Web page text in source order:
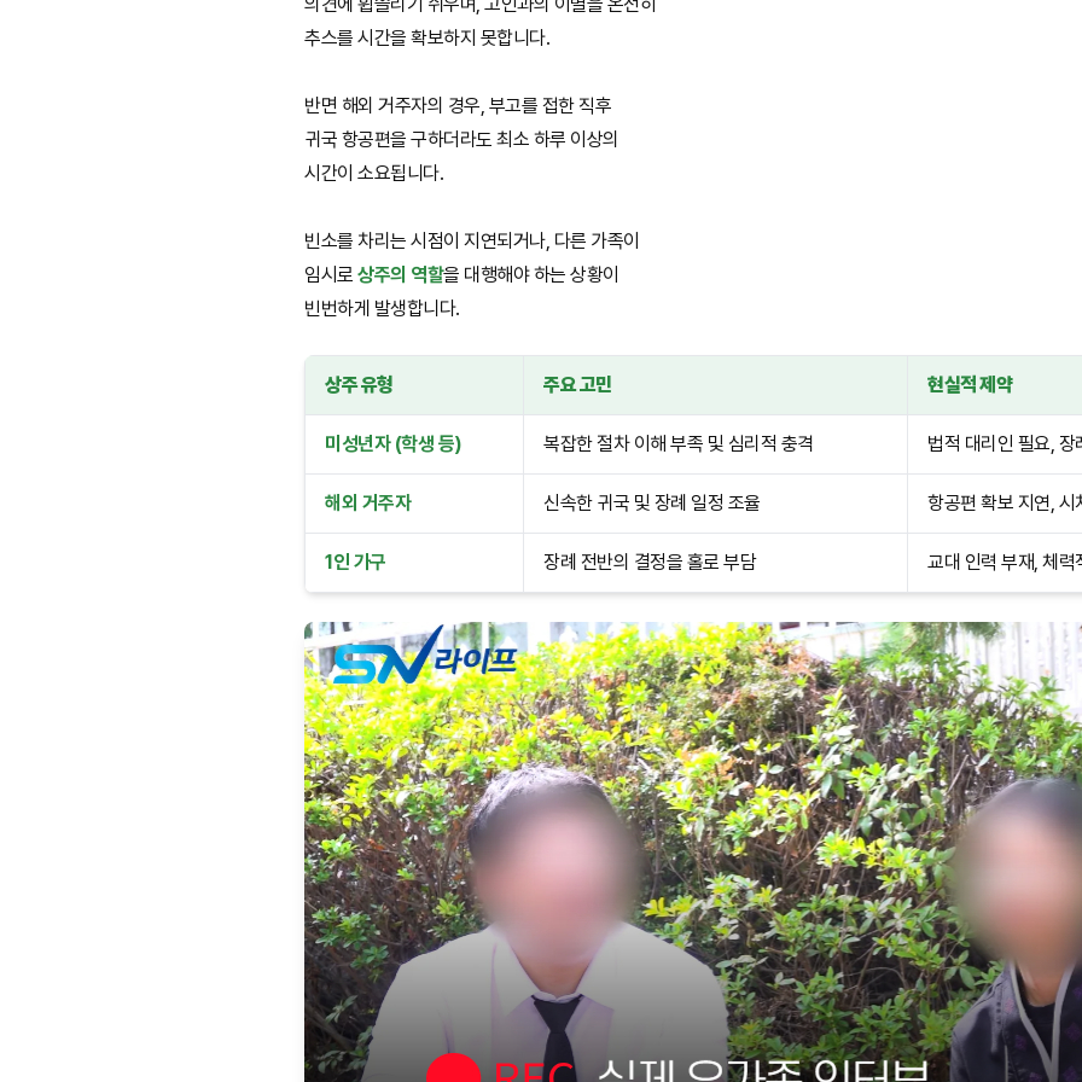
추스를 시간을 확보하지 못합니다.
반면 해외 거주자의 경우, 부고를 접한 직후
귀국 항공편을 구하더라도 최소 하루 이상의
시간이 소요됩니다.
빈소를 차리는 시점이 지연되거나, 다른 가족이
임시로상주의 역할을 대행해야 하는 상황이
빈번하게 발생합니다.
상주 유형 주요 고민 현실적 제약
미성년자 (학생 등) 복잡한 절차 이해 부족 및 심리적 충격 법적 대리인 필요, 장
해외 거주자 신속한 귀국 및 장례 일정 조율 항공편 확보 지연, 시
1인 가구 장례 전반의 결정을 홀로 부담 교대 인력 부재, 체력